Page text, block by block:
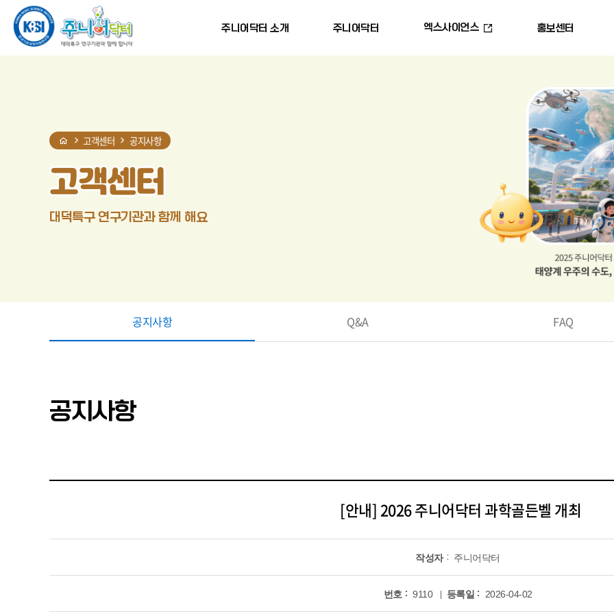
반복영역
건너뛰기
주니어닥터 소개 주니어닥터 엑스사이언스 홍보센터
고객센터 공지사항
고객센터
대덕특구 연구기관과 함께 해요
공지사항
단계
Q&A FAQ
공지사항
프린트
공유
[안내] 2026 주니어닥터 과학골든벨 개최
작성자 주니어닥터
번호 9110 등록일 2026-04-02